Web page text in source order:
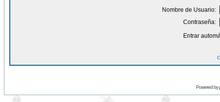
Nombre de Usuario:
Contraseña:
Entrar
Powered by